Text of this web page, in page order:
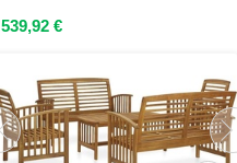
539,92 €